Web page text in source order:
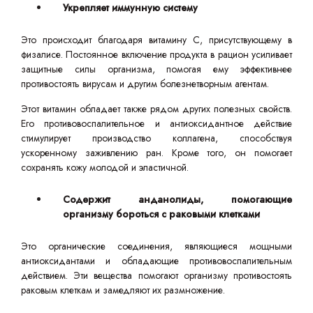
Укрепляет иммунную систему
Это происходит благодаря витамину C, присутствующему в
физалисе. Постоянное включение продукта в рацион усиливает
защитные силы организма, помогая ему эффективнее
противостоять вирусам и другим болезнетворным агентам.
Этот витамин обладает также рядом других полезных свойств.
Его противовоспалительное и антиоксидантное действие
стимулирует производство коллагена, способствуя
ускоренному заживлению ран. Кроме того, он помогает
сохранять кожу молодой и эластичной.
Содержит анданолиды, помогающие
организму бороться с раковыми клетками
Это органические соединения, являющиеся мощными
антиоксидантами и обладающие противовоспалительным
действием. Эти вещества помогают организму противостоять
раковым клеткам и замедляют их размножение.